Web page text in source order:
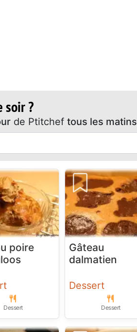
soir ?
de Ptitcheftous les matins
poire
Dessert
Gâteau
dalmatien
Dessert
Dessert